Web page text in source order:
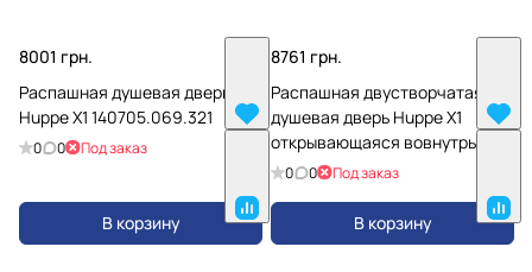
8001 грн.
Распашная душевая дверь
Huppe X1 140705.069.321
0 0 Под заказ
В корзину
8761 грн.
Распашная двустворчатая
душевая дверь Huppe X1
открывающаяся вовнутрь и
наружу 140905.069.321
0 0 Под заказ
В корзину